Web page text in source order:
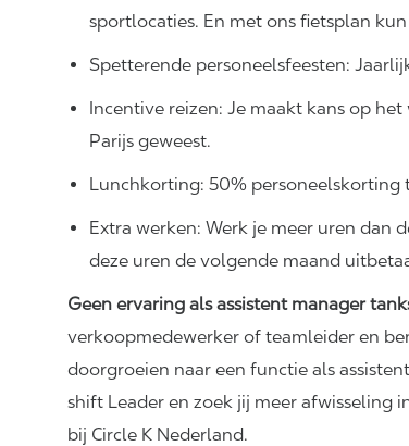
sportlocaties. En met ons fietsplan
Spetterende personeelsfeesten:
Incentive reizen: Je maakt kans op
Parijs geweest.
Lunchkorting: 50% personeelskorting
Extra werken: Werk je meer uren dan
deze uren de volgende maand
Geen ervaring als assistent manager
verkoopmedewerker of teamleider en
doorgroeien naar een functie als
shift Leader en zoek jij meer afwisseling
bij Circle K Nederland.